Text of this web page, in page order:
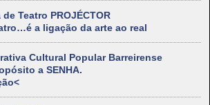
Teatro PROJÉCTOR
a ligação da arte ao real
Cultural Popular Barreirense
a SENHA.